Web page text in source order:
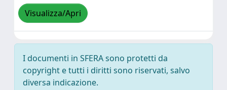
Visualizza/Apri
I documenti in SFERA sono protetti da
copyright e tutti i diritti sono riservati, salvo
diversa indicazione.